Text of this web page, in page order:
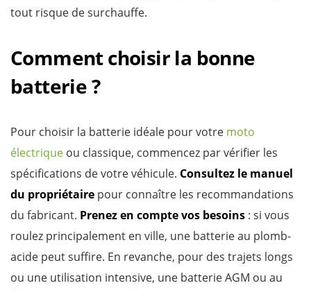
tout risque de surchauffe.
Comment choisir la bonne
batterie ?
Pour choisir la batterie idéale pour votre moto
électrique ou classique, commencez par vérifier les
spécifications de votre véhicule. Consultez le manuel
du propriétaire pour connaître les recommandations
du fabricant. Prenez en compte vos besoins : si vous
roulez principalement en ville, une batterie au plomb-
acide peut suffire. En revanche, pour des trajets longs
ou une utilisation intensive, une batterie AGM ou au